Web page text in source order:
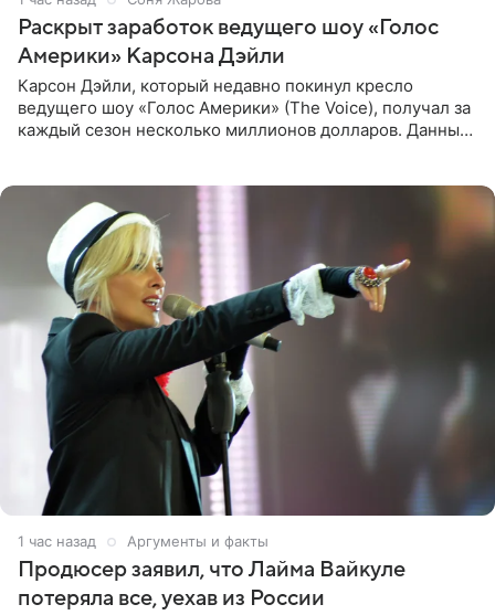
Раскрыт заработок ведущего шоу «Голос
Америки» Карсона Дэйли
Карсон Дэйли, который недавно покинул кресло
ведущего шоу «Голос Америки» (The Voice), получал за
каждый сезон несколько миллионов долларов. Данные
1 час назад Аргументы и факты
Продюсер заявил, что Лайма Вайкуле
потеряла все, уехав из России